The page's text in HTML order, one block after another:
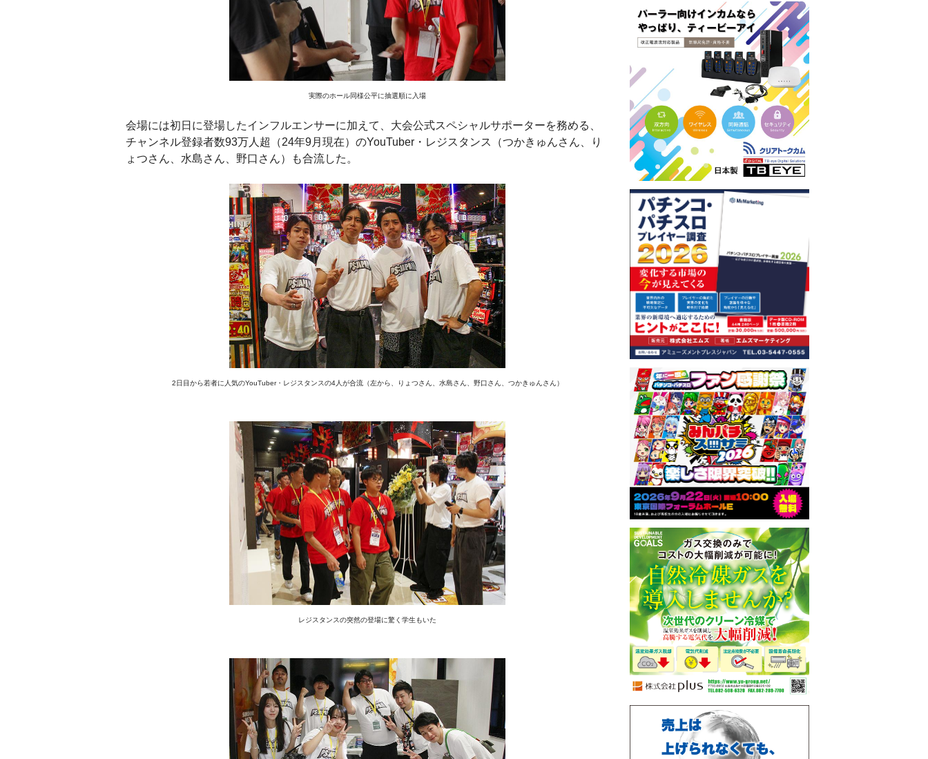
実際のホール同様公平に抽選順に入場
会場には初日に登場したインフルエンサーに加えて、大会公式スペシャルサポーターを務める、
チャンネル登録者数93万人超（24年9月現在）のYouTuber・レジスタンス（つかきゅんさん、り
ょつさん、水島さん、野口さん）も合流した。
2日目から若者に人気のYouTuber・レジスタンスの4人が合流（左から、りょつさん、水島さん、野口さん、つかきゅんさん）
レジスタンスの突然の登場に驚く学生もいた